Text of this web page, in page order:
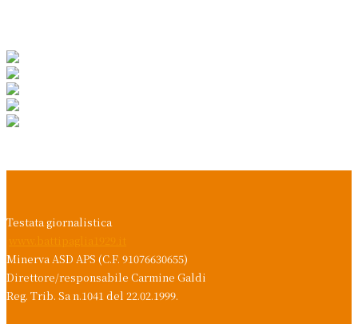
Testata giornalistica
Minerva ASD APS (C.F. 91076630655)
Direttore/responsabile Carmine Galdi
Reg. Trib. Sa n.1041 del 22.02.1999.